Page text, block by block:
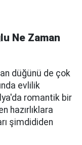
Ne Zaman
düğünü de çok
evlilik
romantik bir
hazırlıklara
şimdididen